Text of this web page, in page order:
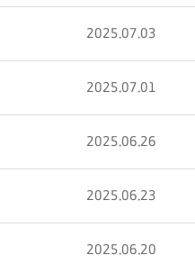
2025.07.03
2025.07.01
2025.06.26
2025.06.23
2025.06.20